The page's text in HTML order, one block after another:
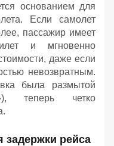
основанием для
Если самолет
пассажир имеет
и мгновенно
даже если
невозвратным.
была размытой
теперь четко
задержки рейса